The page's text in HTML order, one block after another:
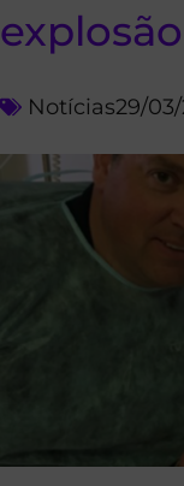
explosão
Notícias29/